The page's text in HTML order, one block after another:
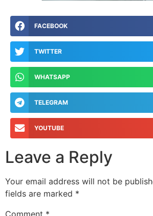
FACEBOOK
TWITTER
WHATSAPP
TELEGRAM
YOUTUBE
Leave a Reply
Your email address will not be
fields are marked *
Comment *